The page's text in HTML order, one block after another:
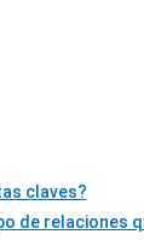
claves?
de relaciones